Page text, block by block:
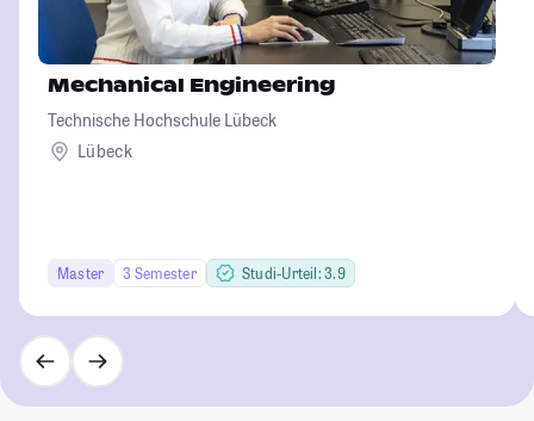
Mechanical Engineering
Technische Hochschule Lübeck
Lübeck
Master 3 Semester Studi-Urteil: 3.9